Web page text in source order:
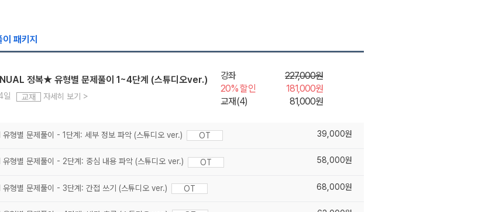
패키지
정복★ 유형별 문제풀이 1~4단계 (스튜디오ver.)
일 교재 자세히 보기 >
강좌
227,000원
20% 할인
181,000원
교재(4)
81,000원
형별 문제풀이 - 1단계: 세부 정보 파악 (스튜디오 ver.) OT 39,000원
형별 문제풀이 - 2단계: 중심 내용 파악 (스튜디오 ver.) OT 58,000원
형별 문제풀이 - 3단계: 간접 쓰기 (스튜디오 ver.) OT 68,000원